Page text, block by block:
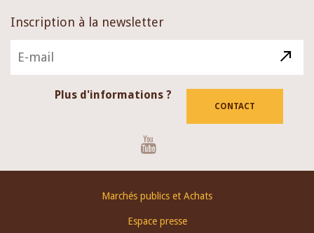
Inscription à la newsletter
Plus d'informations ?
CONTACT
Marchés publics et Achats
Espace presse